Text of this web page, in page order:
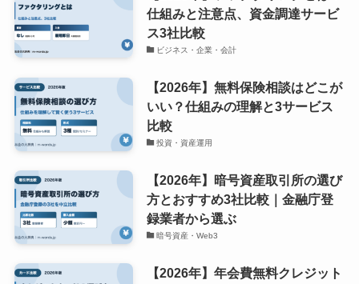
仕組みと注意点、資金調達サービ
ス3社比較
ビジネス・企業・会計
【2026年】無料保険相談はどこが
いい？仕組みの理解と3サービス
比較
投資・資産運用
【2026年】暗号資産取引所の選び
方とおすすめ3社比較｜金融庁登
録業者から選ぶ
暗号資産・Web3
【2026年】年会費無料クレジット